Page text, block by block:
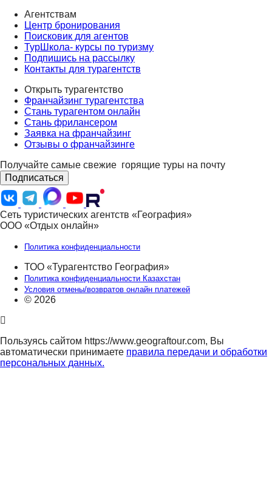
Агентствам
Центр бронирования
Поисковик для агентов
ТурШкола- курсы по туризму
Подпишись на рассылку
Контакты для турагентств
Открыть турагентство
Франчайзинг турагентства
Стань турагентом онлайн
Стань фрилансером
Заявка на франчайзинг
Отзывы о франчайзинге
Получайте самые свежие горящие туры на почту
Подписаться
Сеть туристических агентств «География»
ООО «Отдых онлайн»
Политика конфиденциальности
ТОО «Турагентство География»
Политика конфиденциальности Казахстан
Условия отмены/возвратов онлайн платежей
© 2026
Пользуясь сайтом https://www.geograftour.com, Вы
автоматически принимаете правила передачи и обработки
персональных данных.